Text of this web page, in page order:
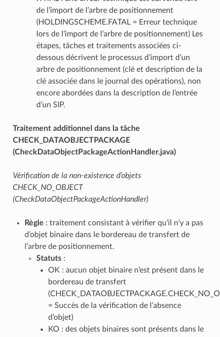
de l’import de l’arbre de positionnement
(HOLDINGSCHEME.FATAL = Erreur technique
lors de l’import de l’arbre de positionnement) Les
étapes, tâches et traitements associées ci-
dessous décrivent le processus d’import d’un
arbre de positionnement (clé et description de la
clé associée dans le journal des opérations), non
encore abordées dans la description de l’entrée
d’un SIP.
Traitement additionnel dans la tâche
CHECK_DATAOBJECTPACKAGE
(CheckDataObjectPackageActionHandler.java)
Vérification de la non-existence d’objets
CHECK_NO_OBJECT
(CheckDataObjectPackageActionHandler)
Règle : traitement consistant à vérifier qu’il n’y a pas
d’objet binaire dans le bordereau de transfert de
l’arbre de positionnement.
Statuts:
OK : aucun objet binaire n’est présent dans le
bordereau de transfert
= Succès de la vérification de l’absence
d’objet)
KO : des objets binaires sont présents dans le